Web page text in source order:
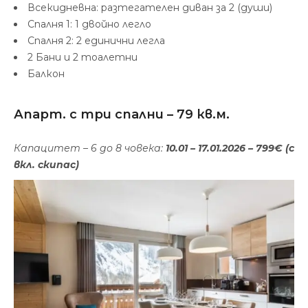
Всекидневна: разтегателен диван за 2 (души)
Спалня 1: 1 двойно легло
Спалня 2: 2 единични легла
2 Бани и 2 тоалетни
Балкон
Апарт. с три спални – 79 кв.м.
Капацитет – 6 до 8 човека: 10.01 – 17.01.2026 – 799€ (с
вкл. скипас)